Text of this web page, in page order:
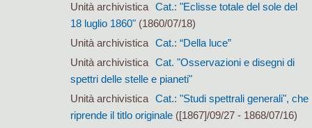
Unità archivistica Cat.: "Eclisse totale del sole del
18 luglio 1860"(1860/07/18)
Unità archivistica Cat.: “Della luce”
Unità archivistica Cat. "Osservazioni e disegni di
spettri delle stelle e pianeti"
Unità archivistica Cat.: "Studi spettrali generali", che
riprende il titlo originale([1867]/09/27 - 1868/07/16)